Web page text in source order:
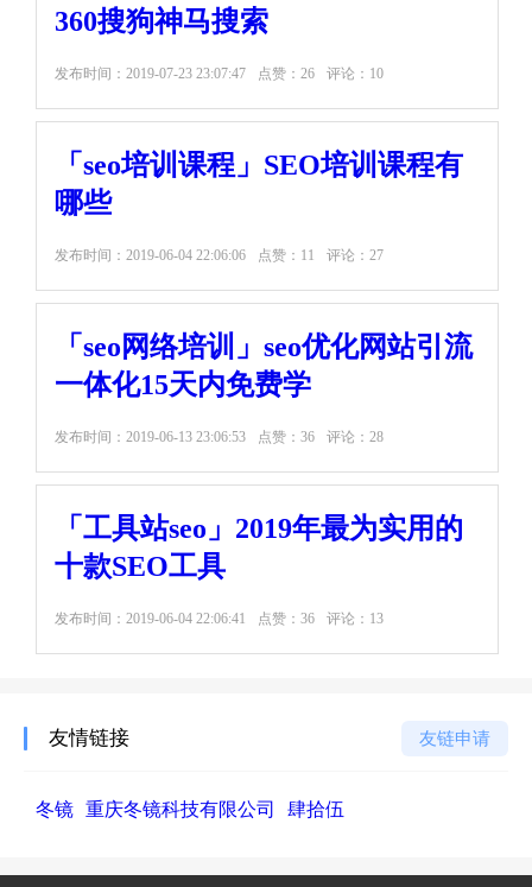
360搜狗神马搜索
发布时间： 2019-07-23 23:07:47 点赞：26 评论：10
「seo培训课程」SEO培训课程有
哪些
发布时间： 2019-06-04 22:06:06 点赞：11 评论：27
「seo网络培训」seo优化网站引流
一体化15天内免费学
发布时间： 2019-06-13 23:06:53 点赞：36 评论：28
「工具站seo」2019年最为实用的
十款SEO工具
发布时间： 2019-06-04 22:06:41 点赞：36 评论：13
友情链接 友链申请
冬镜 重庆冬镜科技有限公司 肆拾伍